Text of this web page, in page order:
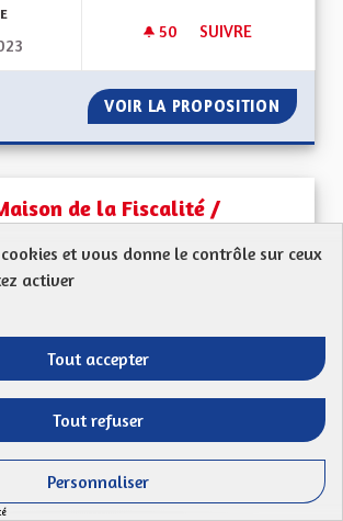
50 50 ABONNÉS
SUIVRE
VOIR LA PROPOSITION
de la Fiscalité /
anonyme
à disparaître et il devient...
de la catégorie : L'attractivité
de l'Alsace et de ses
49 49 ABONNÉS
SUIVRE
et vous donne le contrôle sur ceux
activer
Tout accepter
Tout refuser
Personnaliser